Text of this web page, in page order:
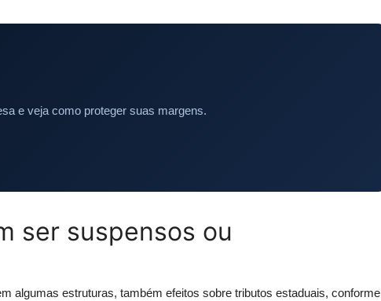
e veja como proteger suas margens.
ser suspensos ou
algumas estruturas, também efeitos sobre tributos estaduais, conforme